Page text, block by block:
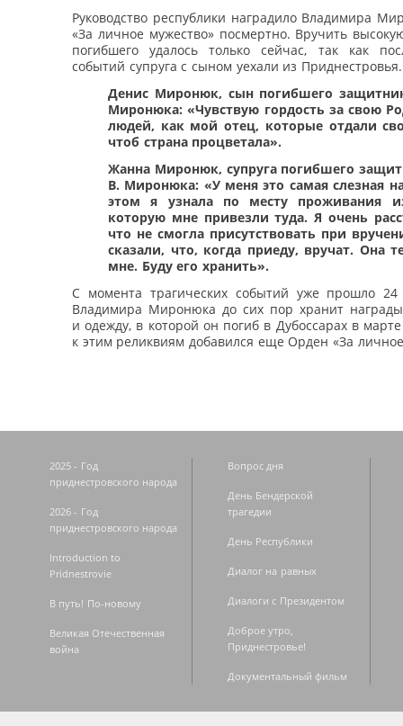
Руководство республики наградило Владимира
«За личное мужество» посмертно. Вручить
погибшего удалось только сейчас, так как
событий супруга с сыном уехали из Приднестровья.
Денис Миронюк, сын погибшего
Миронюка: «Чувствую гордость за свою
людей, как мой отец, которые отдали
чтоб страна процветала».
Жанна Миронюк, супруга погибшего
В. Миронюка: «У меня это самая слезная
этом я узнала по месту проживания
которую мне привезли туда. Я очень
что не смогла присутствовать при
сказали, что, когда приеду, вручат. Она
мне. Буду его хранить».
С момента трагических событий уже прошло
Владимира Миронюка до сих пор хранит
и одежду, в которой он погиб в Дубоссарах в
к этим реликвиям добавился еще Орден «За
2025 - Год
приднестровского народа
2026 - Год
приднестровского народа
Introduction to
Pridnestrovie
В путь! По-новому
Великая Отечественная
война
Вопрос дня
День Бендерской
трагедии
День Республики
Диалог на равных
Диалоги с Президентом
Доброе утро,
Приднестровье!
Документальный фильм